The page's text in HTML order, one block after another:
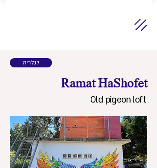
לגלריה
Ramat HaShofet
Old pigeon loft